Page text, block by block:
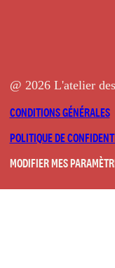
@ 2026 L'atelier
CONDITIONS GÉNÉRALES
POLITIQUE DE
MODIFIER MES